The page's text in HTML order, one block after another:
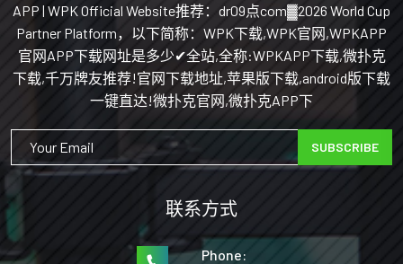
APP | WPK Official Website推荐：dr09点com▓2026 World Cup
Partner Platform，以下简称：WPK下载,WPK官网,WPKAPP
官网APP下载网址是多少✔全站,全称:WPKAPP下载,微扑克
下载,千万牌友推荐!官网下载地址,苹果版下载,android版下载
一键直达!微扑克官网,微扑克APP下
SUBSCRIBE
联系方式
Phone: